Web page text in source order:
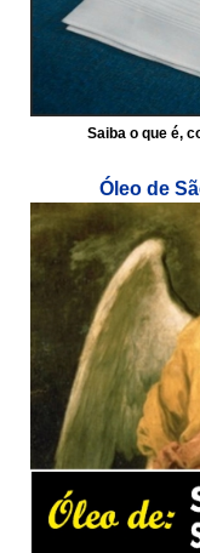
Saiba o que é,
Óleo de